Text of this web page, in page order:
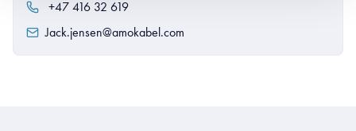
+47 416 32 619
Jack.jensen@amokabel.com